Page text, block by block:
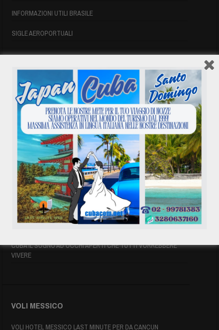
INFORMAZIONI UTILI BRASILE
SIGLE AEROPORTUALI
VOLI CUBA
VOLI CUBA
VOLI CUBA LAST MINUTE
VOLI DI LINEA CUBA
AFFITTO CASE A PLAYA DEL ESTE
ASSICURAZIONE E VISTO CUBA
INFORMAZIONI UTILI
MAPPA DI CUBA
CUBA IL SOGNO AD OCCHI APERTI CHE TUTTI VORREBBERE
VIVERE
VOLI MESSICO
VOLI HOTEL MESSICO LAST MINUTE PER DA CANCUN